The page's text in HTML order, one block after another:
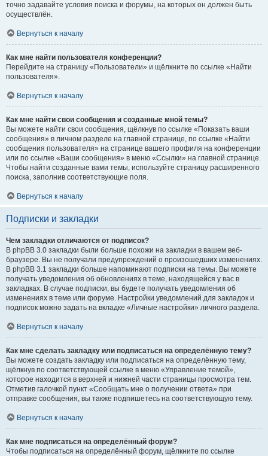
точно задавайте условия поиска и форумы, на которых он должен быть
осуществлён.
Вернуться к началу
Как мне найти пользователя конференции?
Перейдите на страницу «Пользователи» и щёлкните по ссылке «Найти
пользователя».
Вернуться к началу
Как мне найти свои сообщения и созданные мной темы?
Вы можете найти свои сообщения, щёлкнув по ссылке «Показать ваши
сообщения» в личном разделе на главной странице, по ссылке «Найти
сообщения пользователя» на странице вашего профиля на конференции
или по ссылке «Ваши сообщения» в меню «Ссылки» на главной странице.
Чтобы найти созданные вами темы, используйте страницу расширенного
поиска, заполнив соответствующие поля.
Вернуться к началу
Подписки и закладки
Чем закладки отличаются от подписок?
В phpBB 3.0 закладки были больше похожи на закладки в вашем веб-
браузере. Вы не получали предупреждений о произошедших изменениях.
В phpBB 3.1 закладки больше напоминают подписки на темы. Вы можете
получать уведомления об обновлениях в теме, находящейся у вас в
закладках. В случае подписки, вы будете получать уведомления об
изменениях в теме или форуме. Настройки уведомлений для закладок и
подписок можно задать на вкладке «Личные настройки» личного раздела.
Вернуться к началу
Как мне сделать закладку или подписаться на определённую тему?
Вы можете создать закладку или подписаться на определённую тему,
щёлкнув по соответствующей ссылке в меню «Управление темой»,
которое находится в верхней и нижней части страницы просмотра тем.
Отметив галочкой пункт «Сообщать мне о получении ответа» при
отправке сообщения, вы также подпишетесь на соответствующую тему.
Вернуться к началу
Как мне подписаться на определённый форум?
Чтобы подписаться на определённый форум, щёлкните по ссылке